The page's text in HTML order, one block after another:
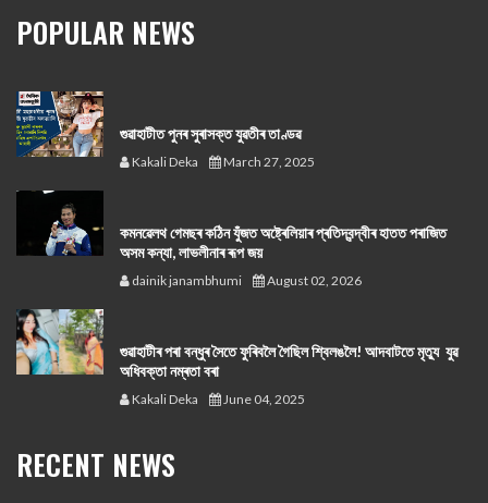
POPULAR NEWS
গুৱাহাটীত পুনৰ সুৰাসক্ত যুৱতীৰ তাণ্ডৱ
Kakali Deka March 27, 2025
কমনৱেলথ গেমছৰ কঠিন যুঁজত অষ্ট্ৰেলিয়াৰ প্ৰতিদ্বন্দ্বীৰ হাতত পৰাজিত
অসম কন্যা, লাভলীনাৰ ৰূপ জয়
dainik janambhumi August 02, 2026
গুৱাহাটীৰ পৰা বন্ধুৰ সৈতে ফুৰিবলৈ গৈছিল শ্বিলঙলৈ! আদবাটতে মৃত্যু যুৱ
অধিবক্তা নম্ৰতা বৰা
Kakali Deka June 04, 2025
RECENT NEWS